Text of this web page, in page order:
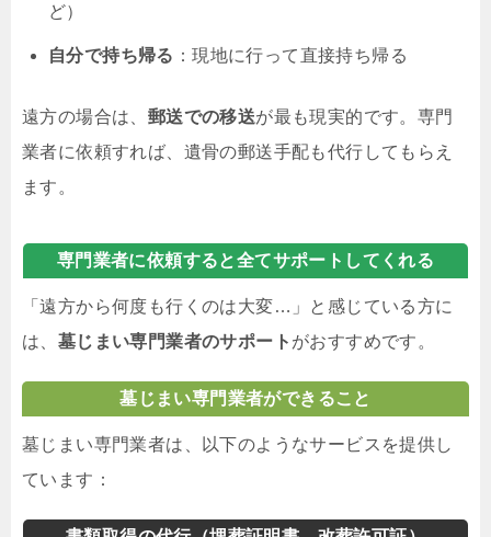
ど）
自分で持ち帰る ：現地に行って直接持ち帰る
遠方の場合は、 郵送での移送が最も現実的です。専門
業者に依頼すれば、遺骨の郵送手配も代行してもらえ
ます。
専門業者に依頼すると全てサポートしてくれる
「遠方から何度も行くのは大変…」と感じている方に
は、 墓じまい専門業者のサポート がおすすめです。
墓じまい専門業者ができること
墓じまい専門業者は、以下のようなサービスを提供し
ています：